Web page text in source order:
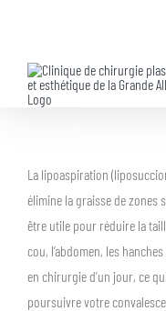
content
La lipoaspiration
élimine la graisse de zones
être utile pour réduire la
cou, l’abdomen, les
en chirurgie d’un jour, ce
poursuivre votre